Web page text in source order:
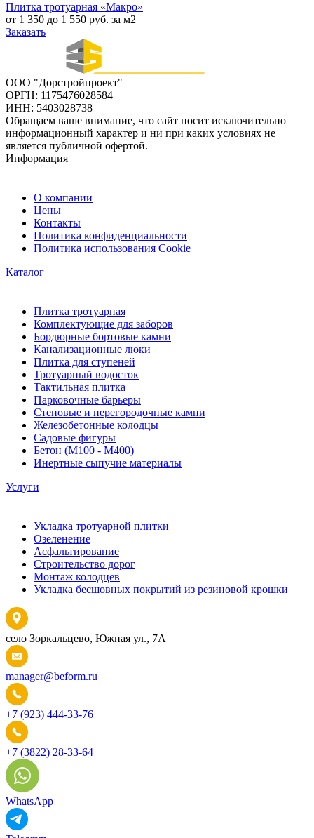
Плитка тротуарная «Макро»
от 1 350 до 1 550 руб. за м2
Заказать
ООО "Дорстройпроект"
ОРГН: 1175476028584
ИНН: 5403028738
Обращаем ваше внимание, что сайт носит исключительно
информационный характер и ни при каких условиях не
является публичной офертой.
Информация
О компании
Цены
Контакты
Политика конфиденциальности
Политика использования Cookie
Каталог
Плитка тротуарная
Комплектующие для заборов
Бордюрные бортовые камни
Канализационные люки
Плитка для ступеней
Тротуарный водосток
Тактильная плитка
Парковочные барьеры
Стеновые и перегородочные камни
Железобетонные колодцы
Садовые фигуры
Бетон (М100 - М400)
Инертные сыпучие материалы
Услуги
Укладка тротуарной плитки
Озеленение
Асфальтирование
Строительство дорог
Монтаж колодцев
Укладка бесшовных покрытий из резиновой крошки
село Зоркальцево, Южная ул., 7А
manager@beform.ru
+7 (923) 444-33-76
+7 (3822) 28-33-64
WhatsApp